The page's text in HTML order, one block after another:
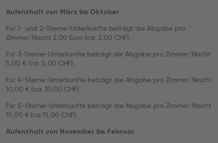
Aufenthalt von März bis Oktober
Für 1- und 2-Sterne-Unterkünfte beträgt die Abgabe pro
Zimmer/Nacht 2,00 Euro (ca. 2,00 CHF).
Für 3-Sterne-Unterkünfte beträgt die Abgabe pro Zimmer/Nacht
5,00 € (ca. 5,00 CHF).
Für 4-Sterne-Unterkünfte beträgt die Abgabe pro Zimmer/Nacht
10,00 € (ca. 10,00 CHF).
Für 5-Sterne-Unterkünfte beträgt die Abgabe pro Zimmer/Nacht
15,00 € (ca.15,00 CHF).
Aufenthalt von November bis Februar